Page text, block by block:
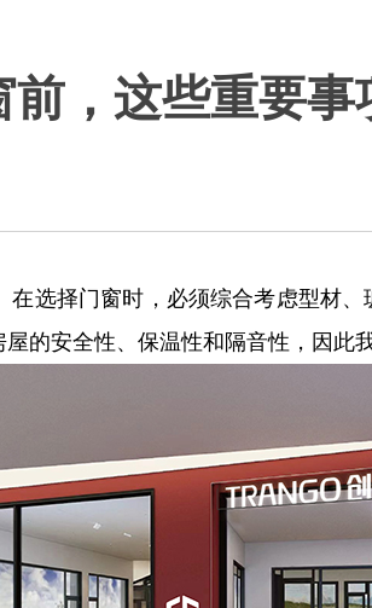
前，这些重要事
选择门窗时，必须综合考虑型材
的安全性、保温性和隔音性，因此